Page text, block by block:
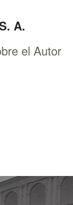
A.
el Autor